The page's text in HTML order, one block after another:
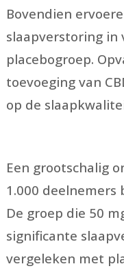
Bovendien
slaapverstoring in
placebogroep.
toevoeging van
op de
Een grootschalig
1.000 deelnemers
De groep die 50
significante
vergeleken met